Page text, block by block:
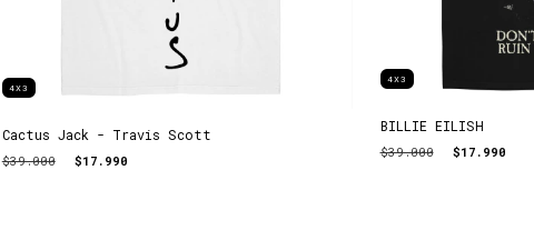
4X3
Cactus Jack - Travis Scott
$39.000 $17.990
4X3
BILLIE EILISH
$39.000 $17.990